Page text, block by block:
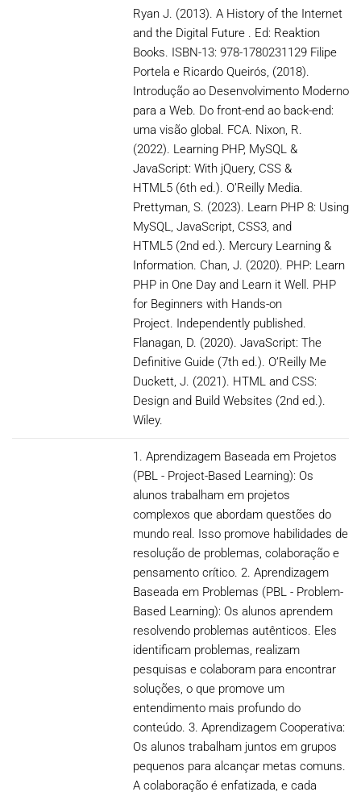
Ryan J. (2013). A History of the Internet
and the Digital Future . Ed: Reaktion
Books. ISBN-13: 978-1780231129 Filipe
Portela e Ricardo Queirós, (2018).
Introdução ao Desenvolvimento Moderno
para a Web. Do front-end ao back-end:
uma visão global. FCA. Nixon, R.
(2022). Learning PHP, MySQL &
JavaScript: With jQuery, CSS &
HTML5 (6th ed.). O’Reilly Media.
Prettyman, S. (2023). Learn PHP 8: Using
MySQL, JavaScript, CSS3, and
HTML5 (2nd ed.). Mercury Learning &
Information. Chan, J. (2020). PHP: Learn
PHP in One Day and Learn it Well. PHP
for Beginners with Hands-on
Project. Independently published.
Flanagan, D. (2020). JavaScript: The
Definitive Guide (7th ed.). O’Reilly Me
Duckett, J. (2021). HTML and CSS:
Design and Build Websites (2nd ed.).
Wiley.
1. Aprendizagem Baseada em Projetos
(PBL - Project-Based Learning): Os
alunos trabalham em projetos
complexos que abordam questões do
mundo real. Isso promove habilidades de
resolução de problemas, colaboração e
pensamento crítico. 2. Aprendizagem
Baseada em Problemas (PBL - Problem-
Based Learning): Os alunos aprendem
resolvendo problemas autênticos. Eles
identificam problemas, realizam
pesquisas e colaboram para encontrar
soluções, o que promove um
entendimento mais profundo do
conteúdo. 3. Aprendizagem Cooperativa:
Os alunos trabalham juntos em grupos
pequenos para alcançar metas comuns.
A colaboração é enfatizada, e cada